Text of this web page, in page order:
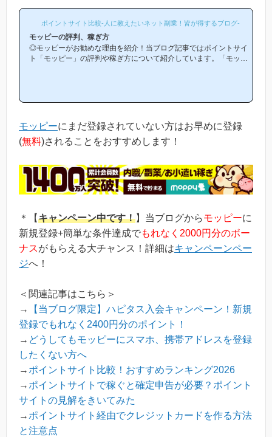
ポイントサイト比較-人に教えたいネット副業！皆が得するブログ-
モッピーの評判、稼ぎ方
◎モッピーがお勧めな理由を紹介！当ブログ記事ではポイントサイ
ト「モッピー」の評判や稼ぎ方について紹介しています。「モッピ
初心者の方でも稼ぎやすく、当ブログでもおすすめ第1位のポイン
トサイトです！当ペ...
モッピーにまだ登録されていない方はお早めに登録
(無料)されることをおすすめします！
＊【キャンペーン中です！】当ブログからモッピーに
新規登録+簡単な条件達成でもれなく2000円分のボー
ナスがもらえる大チャンス！詳細はキャンペーンペー
ジへ！
＜関連記事はこちら＞
→
【当ブログ限定】ハピタス入会キャンペーン！新規
登録でもれなく2400円分のポイント！
→ どうしてもモッピーにスマホ、携帯アドレスを登録
したくない方へ
→ ポイントサイト比較！おすすめランキング2026
→ ポイントサイトで稼ぐと確定申告が必要？ポイント
サイトの見解をきいてみた
→ ポイントサイト経由でクレジットカードを作る方法
と注意点